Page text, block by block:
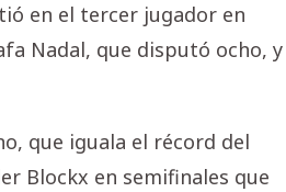
en el tercer jugador en
Nadal, que disputó ocho, y
que iguala el récord del
Blockx en semifinales que